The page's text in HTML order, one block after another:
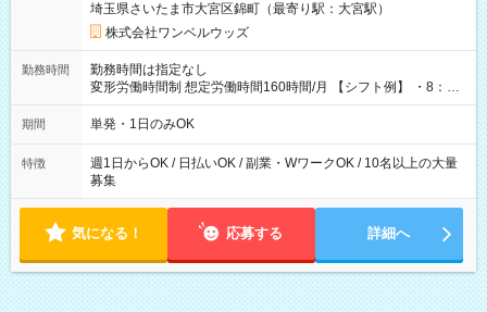
埼玉県さいたま市大宮区錦町（最寄り駅：大宮駅）
株式会社ワンベルウッズ
勤務時間
勤務時間は指定なし
変形労働時間制 想定労働時間160時間/月 【シフト例】 ・8：00
～21：00
期間 単発・1日のみOK
特徴
週1日からOK / 日払いOK / 副業・WワークOK / 10名以上の大量
募集
気になる！ 応募する 詳細へ